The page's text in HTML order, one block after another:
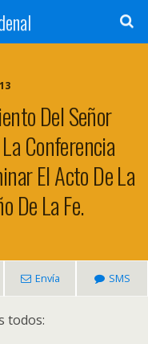
Del Señor
Conferencia
El Acto De La
De La Fe.
Envía SMS
todos: